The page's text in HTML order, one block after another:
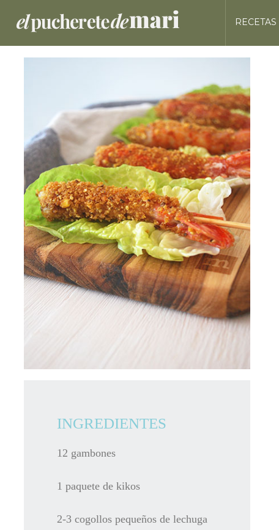
RECETAS
INGREDIENTES
12 gambones
1 paquete de kikos
2-3 cogollos pequeños de lechuga